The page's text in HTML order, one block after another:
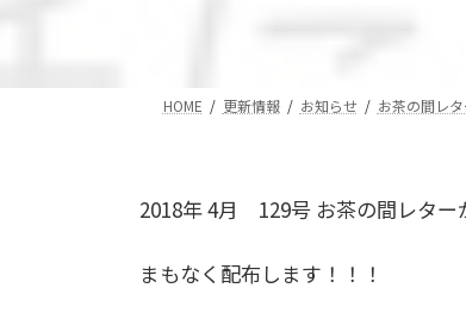
HOME 更新情報 お知らせ お茶の間レタ
2018年 4月 129号 お茶の間レター
まもなく配布します！！！